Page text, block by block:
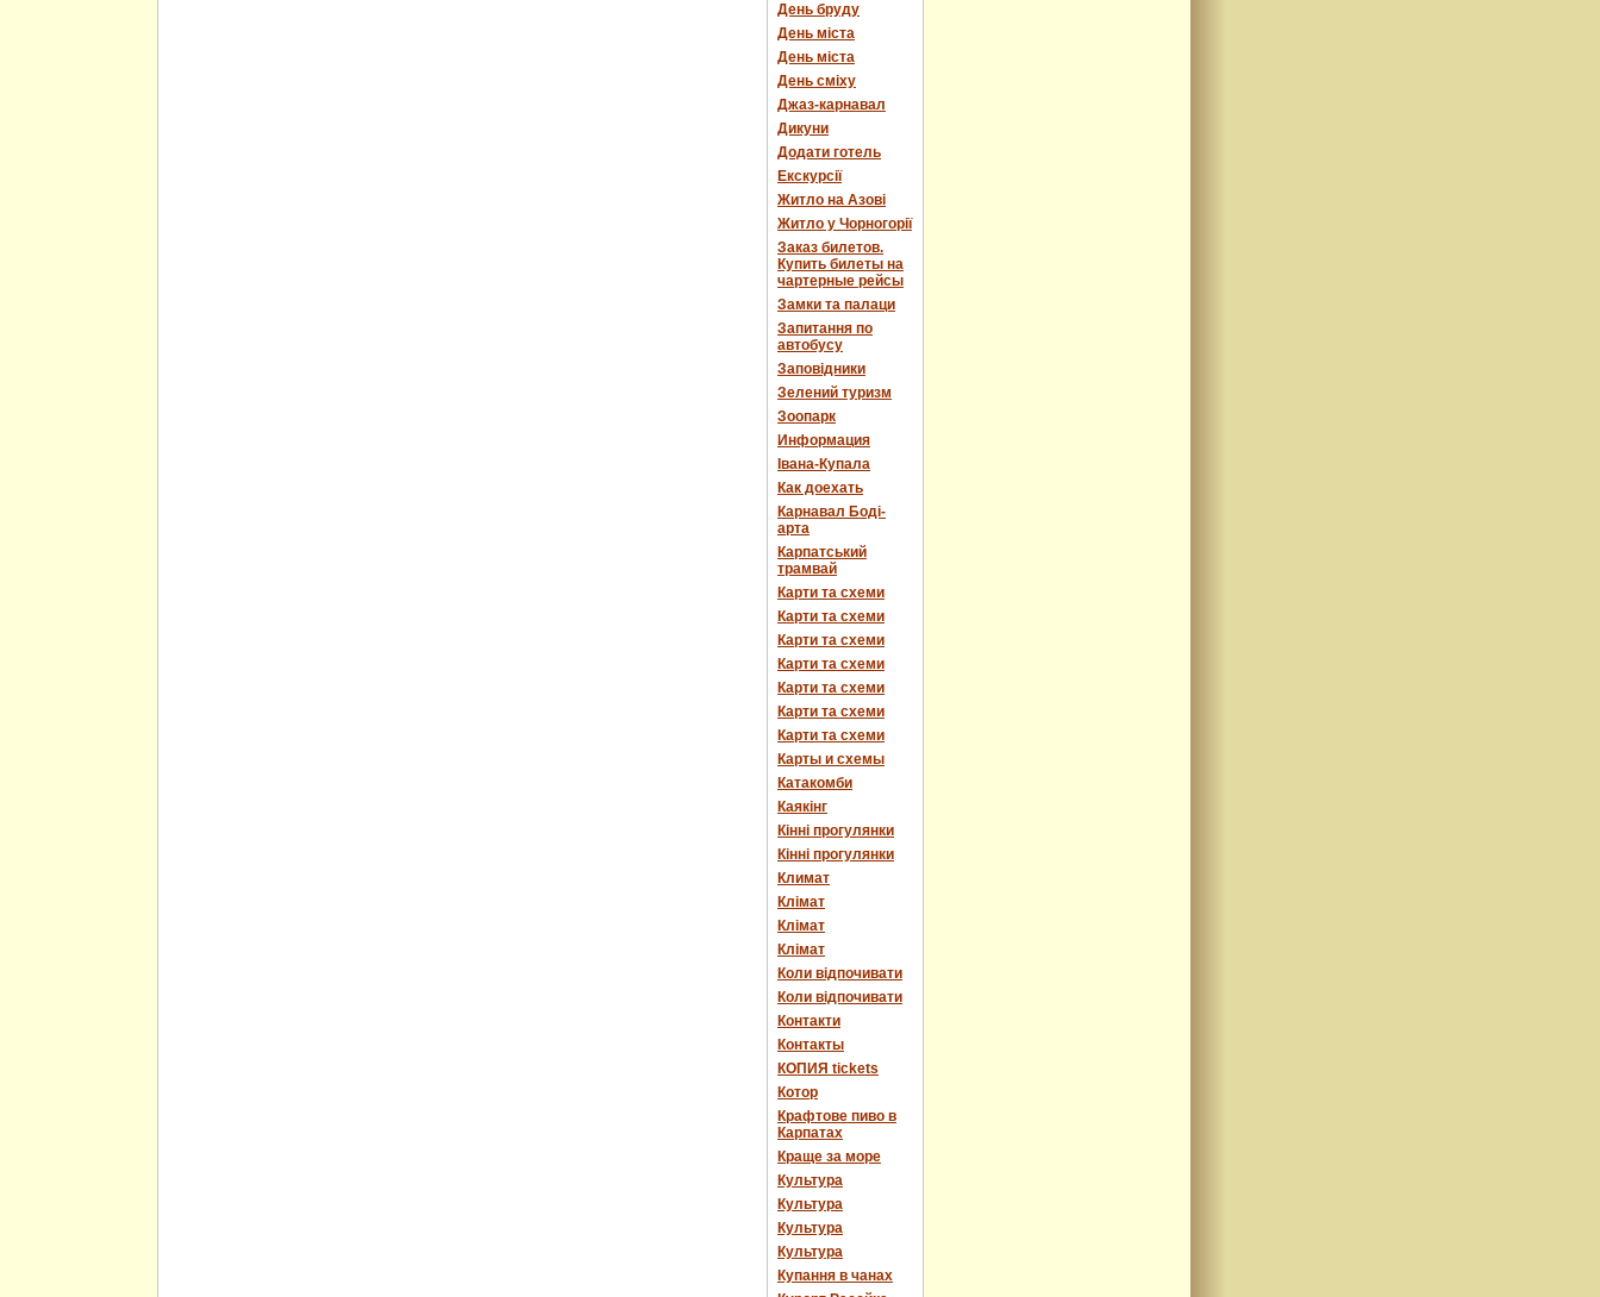
День бруду
День міста
День міста
День сміху
Джаз-карнавал
Дикуни
Додати готель
Екскурсії
Житло на Азові
Житло у Чорногорії
Заказ билетов.
Купить билеты на
чартерные рейсы
Замки та палаци
Запитання по
автобусу
Заповідники
Зелений туризм
Зоопарк
Информация
Івана-Купала
Как доехать
Карнавал Боді-
арта
Карпатський
трамвай
Карти та схеми
Карти та схеми
Карти та схеми
Карти та схеми
Карти та схеми
Карти та схеми
Карти та схеми
Карты и схемы
Катакомби
Каякінг
Кінні прогулянки
Кінні прогулянки
Климат
Клімат
Клімат
Клімат
Коли відпочивати
Коли відпочивати
Контакти
Контакты
КОПИЯ tickets
Котор
Крафтове пиво в
Карпатах
Краще за море
Культура
Культура
Культура
Культура
Купання в чанах